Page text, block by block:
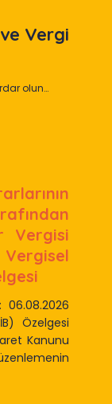
Vergi
olun…
Vergisi
06.08.2026
Özelgesi
Kanunu